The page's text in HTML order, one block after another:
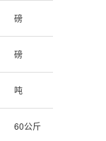
磅
磅
吨
60公斤